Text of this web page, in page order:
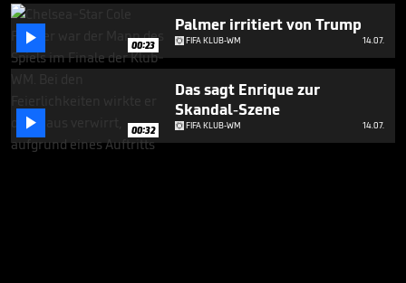
 00:23
Palmer irritiert von Trump
FIFA KLUB-WM 14.07.
 00:32
Das sagt Enrique zur
Skandal-Szene
FIFA KLUB-WM 14.07.